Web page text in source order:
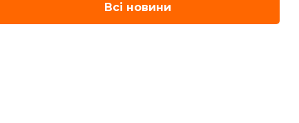
Всі новини